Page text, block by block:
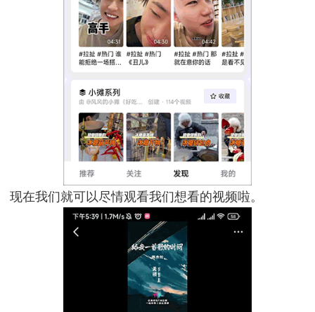
现在我们就可以尽情观看我们想看的视频啦。